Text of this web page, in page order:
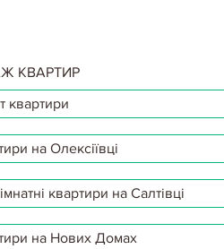
КВАРТИР
квартири
на Олексіївці
квартири на Салтівці
на Нових Домах